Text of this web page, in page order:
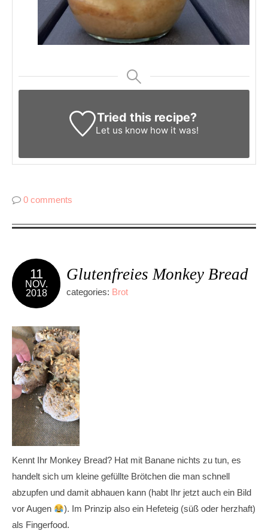
Tried this recipe?
Let us knowhow it was!
0 comments
11
NOV.
2018
Glutenfreies Monkey Bread
categories: Brot
Kennt Ihr Monkey Bread? Hat mit Banane nichts zu tun, es
handelt sich um kleine gefüllte Brötchen die man schnell
abzupfen und damit abhauen kann (habt Ihr jetzt auch ein Bild
vor Augen
). Im Prinzip also ein Hefeteig (süß oder herzhaft)
als Fingerfood.